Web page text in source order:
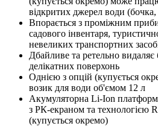
відкритих джерел води (бочка,
Впорається з проміжним
садового інвентаря,
невеликих транспортних
Дбайливе та ретельно видаляє
делікатних поверхонь
Однією з опцій (купується
возик для води об'ємом 12 л
Акумуляторна Li-Ion
з РК-екраном та технологією
(купується окремо)